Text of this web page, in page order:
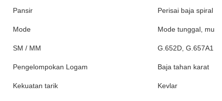
Pansir Perisai baja spiral
Mode Mode tunggal, multi
SM / MM G.652D, G.657A1
Pengelompokan Logam Baja tahan karat
Kekuatan tarik Kevlar